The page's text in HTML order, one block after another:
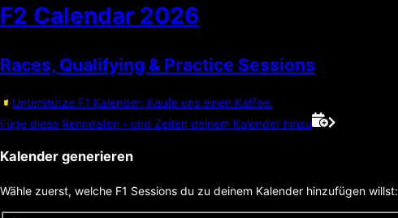
F2 Calendar 2026
Races, Qualifying & Practice Sessions
Unterstütze F1 Kalender; Kaufe uns einen Kaffee.
Füge diese Renndaten - und Zeiten deinem Kalender hinzu
Kalender generieren
Wähle zuerst, welche F1 Sessions du zu deinem Kalender hinzufügen willst: